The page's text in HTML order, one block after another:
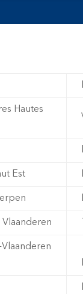
Hautes
Est